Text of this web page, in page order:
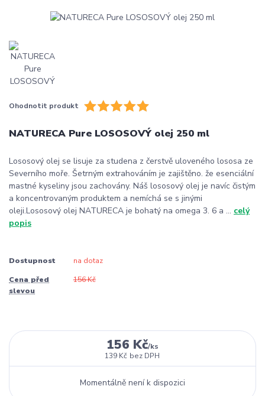
Ohodnotit produkt
NATURECA Pure LOSOSOVÝ olej 250 ml
Lososový olej se lisuje za studena z čerstvě uloveného lososa ze
Severního moře. Šetrným extrahováním je zajištěno. že esenciální
mastné kyseliny jsou zachovány. Náš lososový olej je navíc čistým
a koncentrovaným produktem a nemíchá se s jinými
oleji.Lososový olej NATURECA je bohatý na omega 3. 6 a ... celý
popis
Dostupnost na dotaz
Cena před
slevou
156 Kč
156 Kč/ks
139 Kč bez DPH
Momentálně není k dispozici